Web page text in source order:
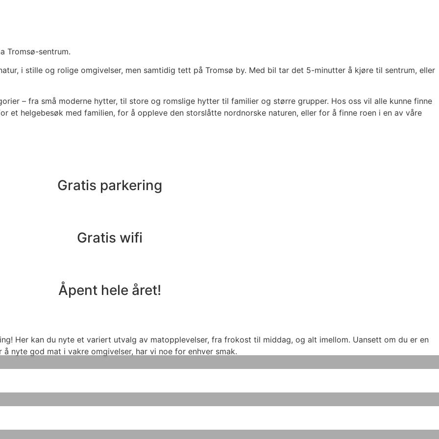
Tromsø-sentrum.
i stille og rolige omgivelser, men samtidig tett på Tromsø by. Med bil tar det 5-minutter å kjøre til sentrum, eller
– fra små moderne hytter, til store og romslige hytter til familier og større grupper. Hos oss vil alle kunne finne
et helgebesøk med familien, for å oppleve den storslåtte nordnorske naturen, eller for å finne roen i en av våre
Gratis parkering
Gratis wifi
Åpent hele året!
Her kan du nyte et variert utvalg av matopplevelser, fra frokost til middag, og alt imellom. Uansett om du er en
nyte god mat i vakre omgivelser, har vi noe for enhver smak.